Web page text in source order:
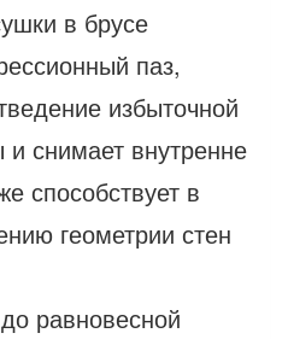
в брусе
паз,
избыточной
снимает внутренне
способствует в
геометрии стен
равновесной